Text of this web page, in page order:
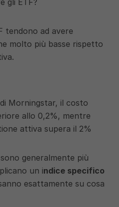
tendono ad avere
molto più basse rispetto
Morningstar, il costo
allo 0,2%, mentre
attiva supera il 2%
generalmente più
un indice specifico
esattamente su cosa